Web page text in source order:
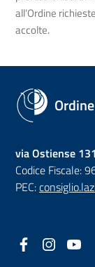
all’Ordine
accolte.
via Ostiense
Codice Fiscale:
PEC:
Facebook
(nuovaInstagram